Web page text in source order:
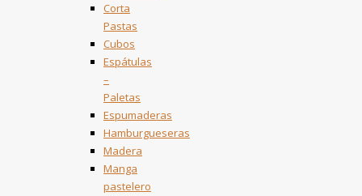
Corta
Pastas
Cubos
Espátulas
–
Paletas
Espumaderas
Hamburgueseras
Madera
Manga
pastelero